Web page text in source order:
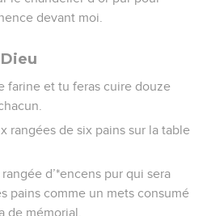
d’années de récolte
d’années, le prix d’achat
; car je suis l’Eternel, votre Dieu.
; ainsi vous demeurerez